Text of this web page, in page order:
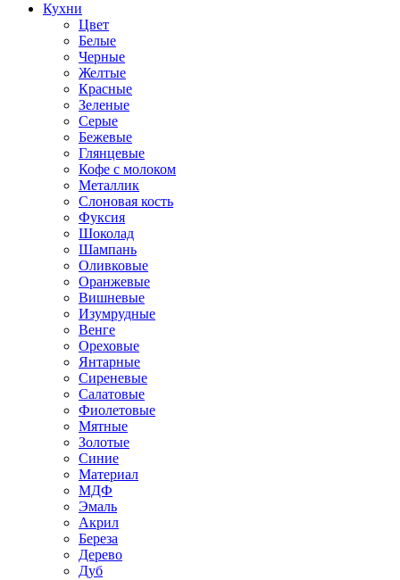
Кухни
Цвет
Белые
Черные
Желтые
Красные
Зеленые
Серые
Бежевые
Глянцевые
Кофе с молоком
Металлик
Слоновая кость
Фуксия
Шоколад
Шампань
Оливковые
Оранжевые
Вишневые
Изумрудные
Венге
Ореховые
Янтарные
Сиреневые
Салатовые
Фиолетовые
Мятные
Золотые
Синие
Материал
МДФ
Эмаль
Акрил
Береза
Дерево
Дуб